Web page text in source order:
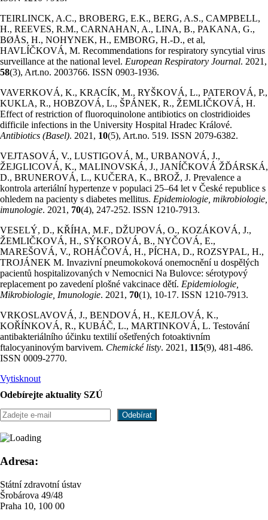
TEIRLINCK, A.C., BROBERG, E.K., BERG, A.S., CAMPBELL,
H., REEVES, R.M., CARNAHAN, A., LINA, B., PAKANA, G.,
BØÅS, H., NOHYNEK, H., EMBORG, H.-D., et al,
HAVLÍČKOVÁ, M. Recommendations for respiratory syncytial virus
surveillance at the national level. European Respiratory Journal. 2021,
58(3), Art.no. 2003766. ISSN 0903-1936.
VAVERKOVÁ, K., KRACÍK, M., RYŠKOVÁ, L., PATEROVÁ, P.,
KUKLA, R., HOBZOVÁ, L., ŠPÁNEK, R., ŽEMLIČKOVÁ, H.
Effect of restriction of fluoroquinolone antibiotics on clostridioides
difficile infections in the University Hospital Hradec Králové.
Antibiotics (Basel). 2021, 10(5), Art.no. 519. ISSN 2079-6382.
VEJTASOVÁ, V., LUSTIGOVÁ, M., URBANOVÁ, J.,
ŽEJGLICOVÁ, K., MALINOVSKÁ, J., JANÍČKOVÁ ŽĎÁRSKÁ,
D., BRUNEROVÁ, L., KUČERA, K., BROŽ, J. Prevalence a
kontrola arteriální hypertenze v populaci 25–64 let v České republice s
ohledem na pacienty s diabetes mellitus. Epidemiologie, mikrobiologie,
imunologie. 2021, 70(4), 247-252. ISSN 1210-7913.
VESELÝ, D., KŘÍHA, M.F., DŽUPOVÁ, O., KOZÁKOVÁ, J.,
ŽEMLIČKOVÁ, H., SÝKOROVÁ, B., NYČOVÁ, E.,
MAREŠOVÁ, V., ROHÁČOVÁ, H., PÍCHA, D., ROZSYPAL, H.,
TROJÁNEK M. Invazivní pneumokoková onemocnění u dospělých
pacientů hospitalizovaných v Nemocnici Na Bulovce: sérotypový
replacement po zavedení plošné vakcinace dětí. Epidemiologie,
Mikrobiologie, Imunologie. 2021, 70(1), 10-17. ISSN 1210-7913.
VRKOSLAVOVÁ, J., BENDOVÁ, H., KEJLOVÁ, K.,
KOŘÍNKOVÁ, R., KUBÁČ, L., MARTINKOVÁ, L. Testování
antibakteriálního účinku textilií ošetřených fotoaktivním
ftalocyaninovým barvivem. Chemické listy. 2021, 115(9), 481-486.
ISSN 0009-2770.
Vytisknout
Odebírejte aktuality SZÚ
Adresa:
Státní zdravotní ústav
Šrobárova 49/48
Praha 10, 100 00